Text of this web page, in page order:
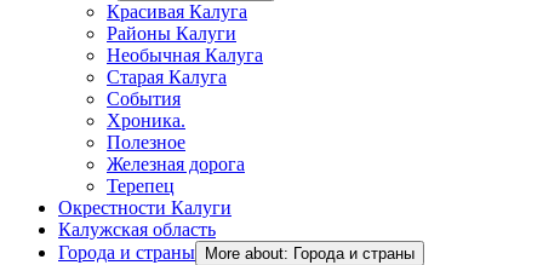
Красивая Калуга
Районы Калуги
Необычная Калуга
Старая Калуга
События
Хроника.
Полезное
Железная дорога
Терепец
Окрестности Калуги
Калужская область
Города и страны
More about: Города и страны